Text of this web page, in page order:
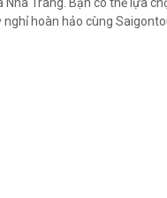
hoàn hảo cùng